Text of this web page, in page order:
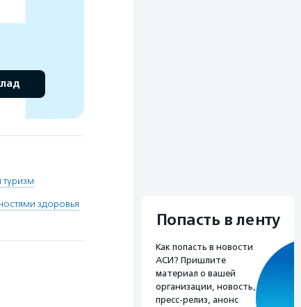
здоровья
Попасть в ленту
Как попасть в новости
АСИ? Пришлите
материал о вашей
организации, новость,
пресс-релиз, анонс